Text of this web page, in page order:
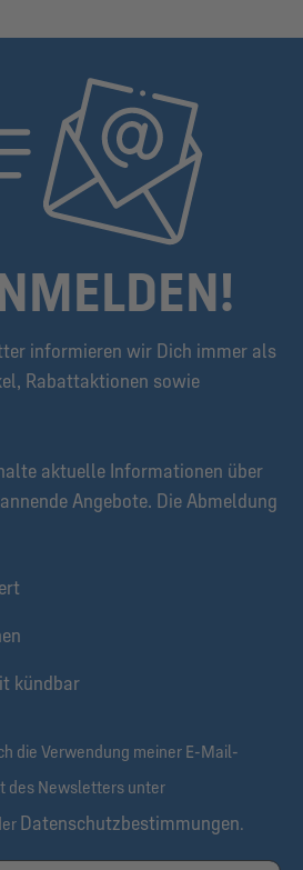
informieren wir Dich immer als
Rabattaktionen sowie
aktuelle Informationen über
Angebote. Die Abmeldung
kündbar
die Verwendung meiner E-Mail-
des Newsletters unter
Datenschutzbestimmungen.